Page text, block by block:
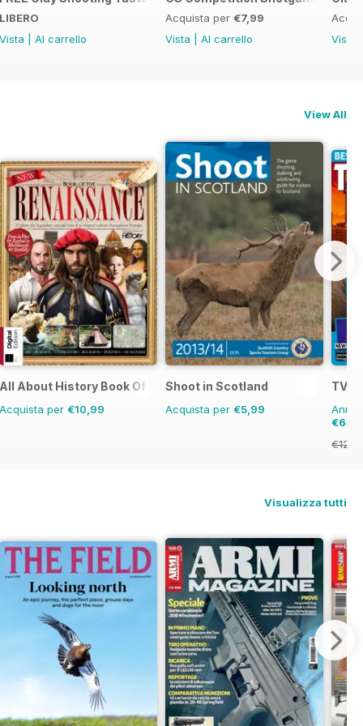
LIBERO
Vista
Al carrello
Acquista per €7,99
Vista
Al carrello
Vista
View All
War II
All About History Book Of The Renaissance
Acquista per €10,99
Shoot in Scotland
Acquista per €5,99
TV
Visualizza tutti